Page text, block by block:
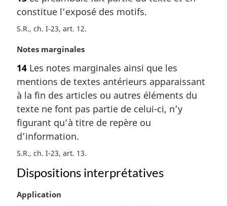
e
m
r
i
n
a
l
e
:
constitue l’exposé des motifs.
S.R., ch. I-23, art. 12
N
t
e
m
a
g
i
n
l
:
Notes marginales
14 Les notes marginales ainsi que les
mentions de textes antérieurs apparaissant
à la fin des articles ou autres éléments du
texte ne font pas partie de celui-ci, n’y
figurant qu’à titre de repère ou
d’information.
S.R., ch. I-23, art. 13
Dispositions interprétatives
N
Application